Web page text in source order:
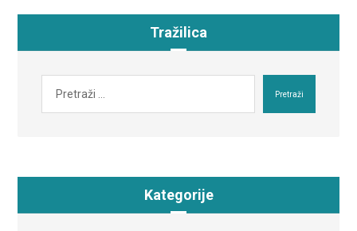
Tražilica
Pretraži
Kategorije